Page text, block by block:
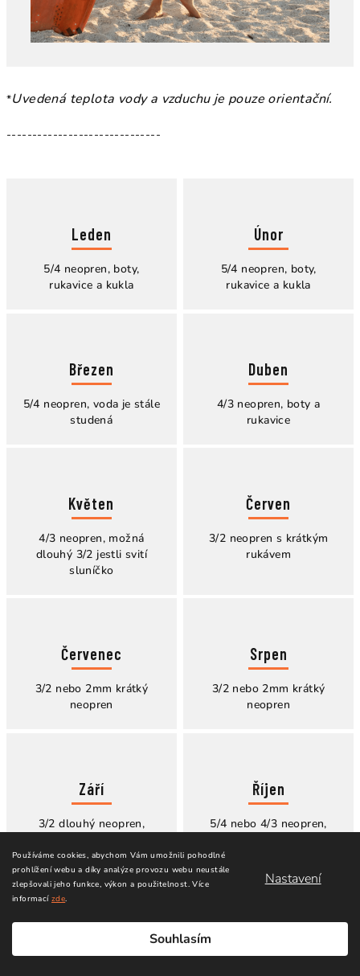
Používáme cookies, abychom Vám umožnili pohodlné
prohlížení webu a díky analýze provozu webu neustále
zlepšovali jeho funkce, výkon a použitelnost.Více
informacízde.
Nastavení
Souhlasím
*Uvedená teplota vody a vzduchu je pouze orientační.
------------------------------
Leden
5/4 neopren, boty,
rukavice a kukla
Únor
5/4 neopren, boty,
rukavice a kukla
Březen
5/4 neopren, voda je stále
studená
Duben
4/3 neopren, boty a
rukavice
Květen
4/3 neopren, možná
dlouhý 3/2 jestli svití
sluníčko
Červen
3/2 neopren s krátkým
rukávem
Červenec
3/2 nebo 2mm krátký
neopren
Srpen
3/2 nebo 2mm krátký
neopren
Září
3/2 dlouhý neopren,
Říjen
5/4 nebo 4/3 neopren,
Listopad
5/4 neopren, boty a
Prosinec
5/4 neopren, boty,